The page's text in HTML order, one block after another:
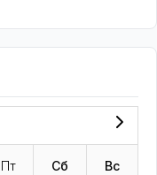
Пт Сб Вс